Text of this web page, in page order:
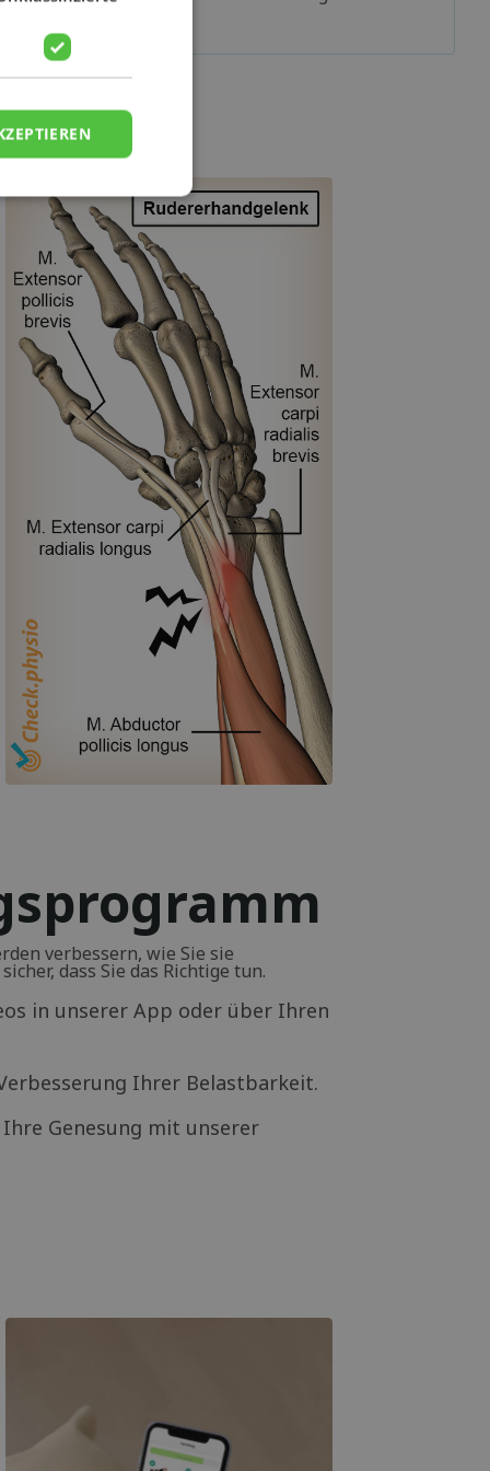
Zuhauses
verbessern, wie Sie sie
dass Sie das Richtige tun.
in unserer App oder über Ihren
Ihrer Belastbarkeit.
Genesung mit unserer